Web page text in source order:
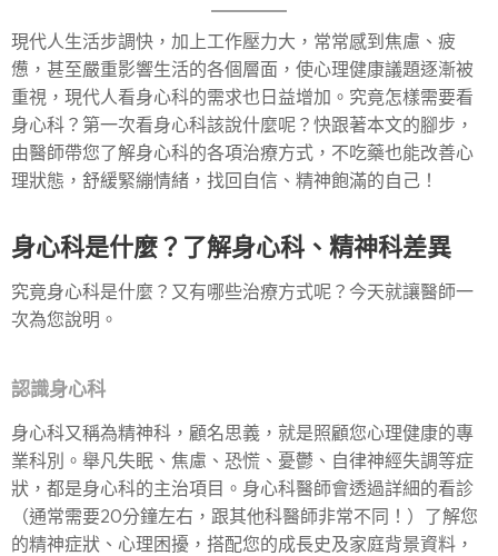
現代人生活步調快，加上工作壓力大，常常感到焦慮、疲
憊，甚至嚴重影響生活的各個層面，使心理健康議題逐漸被
重視，現代人看身心科的需求也日益增加。究竟怎樣需要看
身心科？第一次看身心科該說什麼呢？快跟著本文的腳步，
由醫師帶您了解身心科的各項治療方式，不吃藥也能改善心
理狀態，舒緩緊繃情緒，找回自信、精神飽滿的自己！
身心科是什麼？了解身心科、精神科差異
究竟身心科是什麼？又有哪些治療方式呢？今天就讓醫師一
次為您說明。
認識身心科
身心科又稱為精神科，顧名思義，就是照顧您心理健康的專
業科別。舉凡失眠、焦慮、恐慌、憂鬱、自律神經失調等症
狀，都是身心科的主治項目。身心科醫師會透過詳細的看診
（通常需要20分鐘左右，跟其他科醫師非常不同！）了解您
的精神症狀、心理困擾，搭配您的成長史及家庭背景資料，